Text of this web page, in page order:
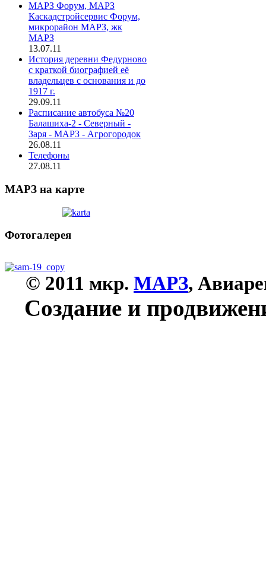
МАРЗ Форум, МАРЗ
Каскадстройсервис Форум,
микрорайон МАРЗ, жк
МАРЗ
13.07.11
История деревни Федурново
с краткой биографией её
владельцев с основания и до
1917 г.
29.09.11
Расписание автобуса №20
Балашиха-2 - Северный -
Заря - МАРЗ - Агрогородок
26.08.11
Телефоны
27.08.11
МАРЗ на карте
Фотогалерея
© 2011 мкр. МАРЗ,
Создание и